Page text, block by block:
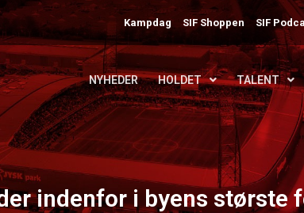
Kampdag SIF Shoppen SIF
NYHEDER HOLDET TALENT
indenfor i byens største